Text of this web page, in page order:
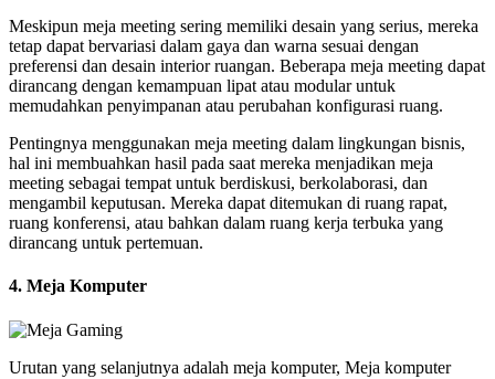
Meskipun meja meeting sering memiliki desain yang serius, mereka
tetap dapat bervariasi dalam gaya dan warna sesuai dengan
preferensi dan desain interior ruangan. Beberapa meja meeting dapat
dirancang dengan kemampuan lipat atau modular untuk
memudahkan penyimpanan atau perubahan konfigurasi ruang.
Pentingnya menggunakan meja meeting dalam lingkungan bisnis,
hal ini membuahkan hasil pada saat mereka menjadikan meja
meeting sebagai tempat untuk berdiskusi, berkolaborasi, dan
mengambil keputusan. Mereka dapat ditemukan di ruang rapat,
ruang konferensi, atau bahkan dalam ruang kerja terbuka yang
dirancang untuk pertemuan.
4. Meja Komputer
Urutan yang selanjutnya adalah meja komputer, Meja komputer